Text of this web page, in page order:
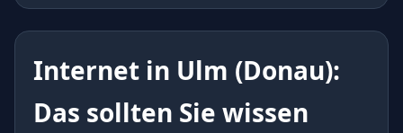
Internet in Ulm (Donau):
Das sollten Sie wissen